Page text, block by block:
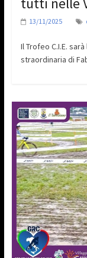
13/11/2025
Il Trofeo C.I.E.
straordinaria di